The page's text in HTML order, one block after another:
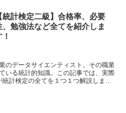
統計検定二級】合格率、必要
、勉強法など全てを紹介しま
のデータサイエンティスト。その職業
いる統計的知識。この記事では、実際
計検定の全てを１つ１つ解説しま